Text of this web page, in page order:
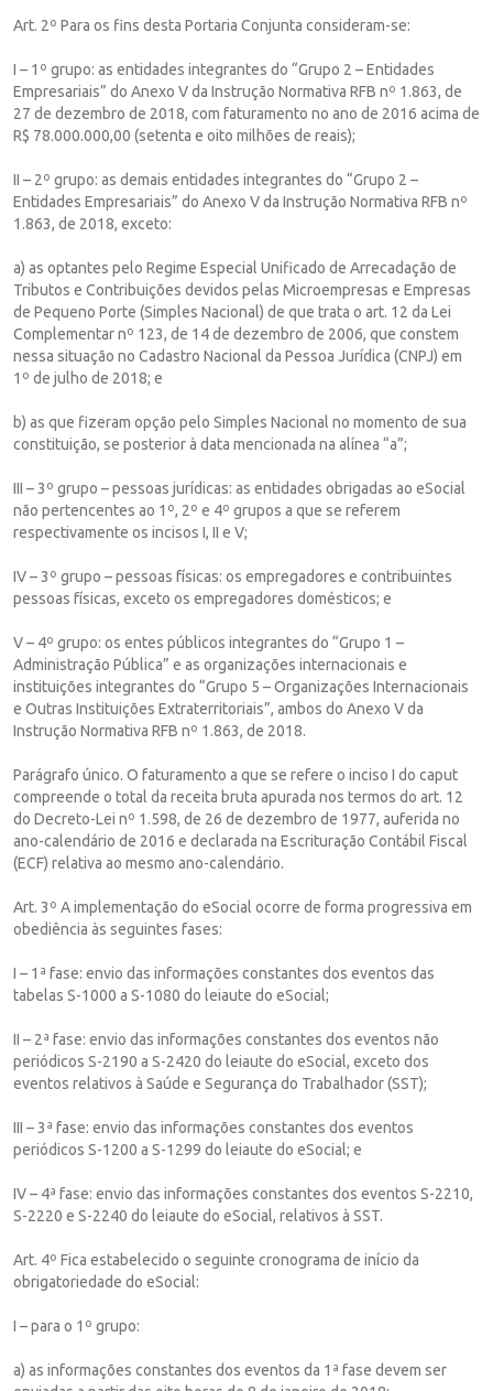
Art. 2º Para os fins desta Portaria Conjunta consideram-se:
I – 1º grupo: as entidades integrantes do “Grupo 2 – Entidades
Empresariais” do Anexo V da Instrução Normativa RFB nº 1.863, de
27 de dezembro de 2018, com faturamento no ano de 2016 acima de
R$ 78.000.000,00 (setenta e oito milhões de reais);
II – 2º grupo: as demais entidades integrantes do “Grupo 2 –
Entidades Empresariais” do Anexo V da Instrução Normativa RFB nº
1.863, de 2018, exceto:
a) as optantes pelo Regime Especial Unificado de Arrecadação de
Tributos e Contribuições devidos pelas Microempresas e Empresas
de Pequeno Porte (Simples Nacional) de que trata o art. 12 da Lei
Complementar nº 123, de 14 de dezembro de 2006, que constem
nessa situação no Cadastro Nacional da Pessoa Jurídica (CNPJ) em
1º de julho de 2018; e
b) as que fizeram opção pelo Simples Nacional no momento de sua
constituição, se posterior à data mencionada na alínea “a”;
III – 3º grupo – pessoas jurídicas: as entidades obrigadas ao eSocial
não pertencentes ao 1º, 2º e 4º grupos a que se referem
respectivamente os incisos I, II e V;
IV – 3º grupo – pessoas físicas: os empregadores e contribuintes
pessoas físicas, exceto os empregadores domésticos; e
V – 4º grupo: os entes públicos integrantes do “Grupo 1 –
Administração Pública” e as organizações internacionais e
instituições integrantes do “Grupo 5 – Organizações Internacionais
e Outras Instituições Extraterritoriais”, ambos do Anexo V da
Instrução Normativa RFB nº 1.863, de 2018.
Parágrafo único. O faturamento a que se refere o inciso I do caput
compreende o total da receita bruta apurada nos termos do art. 12
do Decreto-Lei nº 1.598, de 26 de dezembro de 1977, auferida no
ano-calendário de 2016 e declarada na Escrituração Contábil Fiscal
(ECF) relativa ao mesmo ano-calendário.
Art. 3º A implementação do eSocial ocorre de forma progressiva em
obediência às seguintes fases:
I – 1ª fase: envio das informações constantes dos eventos das
tabelas S-1000 a S-1080 do leiaute do eSocial;
II – 2ª fase: envio das informações constantes dos eventos não
periódicos S-2190 a S-2420 do leiaute do eSocial, exceto dos
eventos relativos à Saúde e Segurança do Trabalhador (SST);
III – 3ª fase: envio das informações constantes dos eventos
periódicos S-1200 a S-1299 do leiaute do eSocial; e
IV – 4ª fase: envio das informações constantes dos eventos S-2210,
S-2220 e S-2240 do leiaute do eSocial, relativos à SST.
Art. 4º Fica estabelecido o seguinte cronograma de início da
obrigatoriedade do eSocial:
I – para o 1º grupo:
a) as informações constantes dos eventos da 1ª fase devem ser